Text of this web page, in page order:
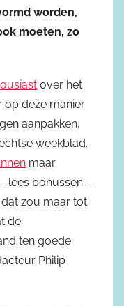
worden,
moeten, zo
over het
op deze manier
aanpakken,
weekblad.
maar
lees bonussen –
zou maar tot
de
ten goede
Philip